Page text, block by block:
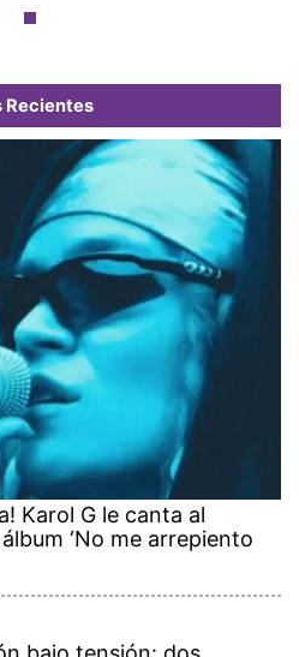
Recientes
Karol G le canta al
‘No me arrepiento